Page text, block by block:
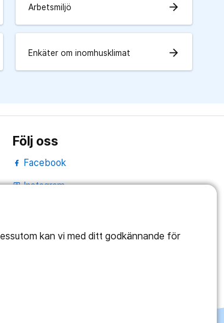
kan vi med ditt godkännande för
Arbetsmiljö arrow_forward
Enkäter om inomhusklimat arrow_forward
Följ oss
Facebook
portraitInstagram